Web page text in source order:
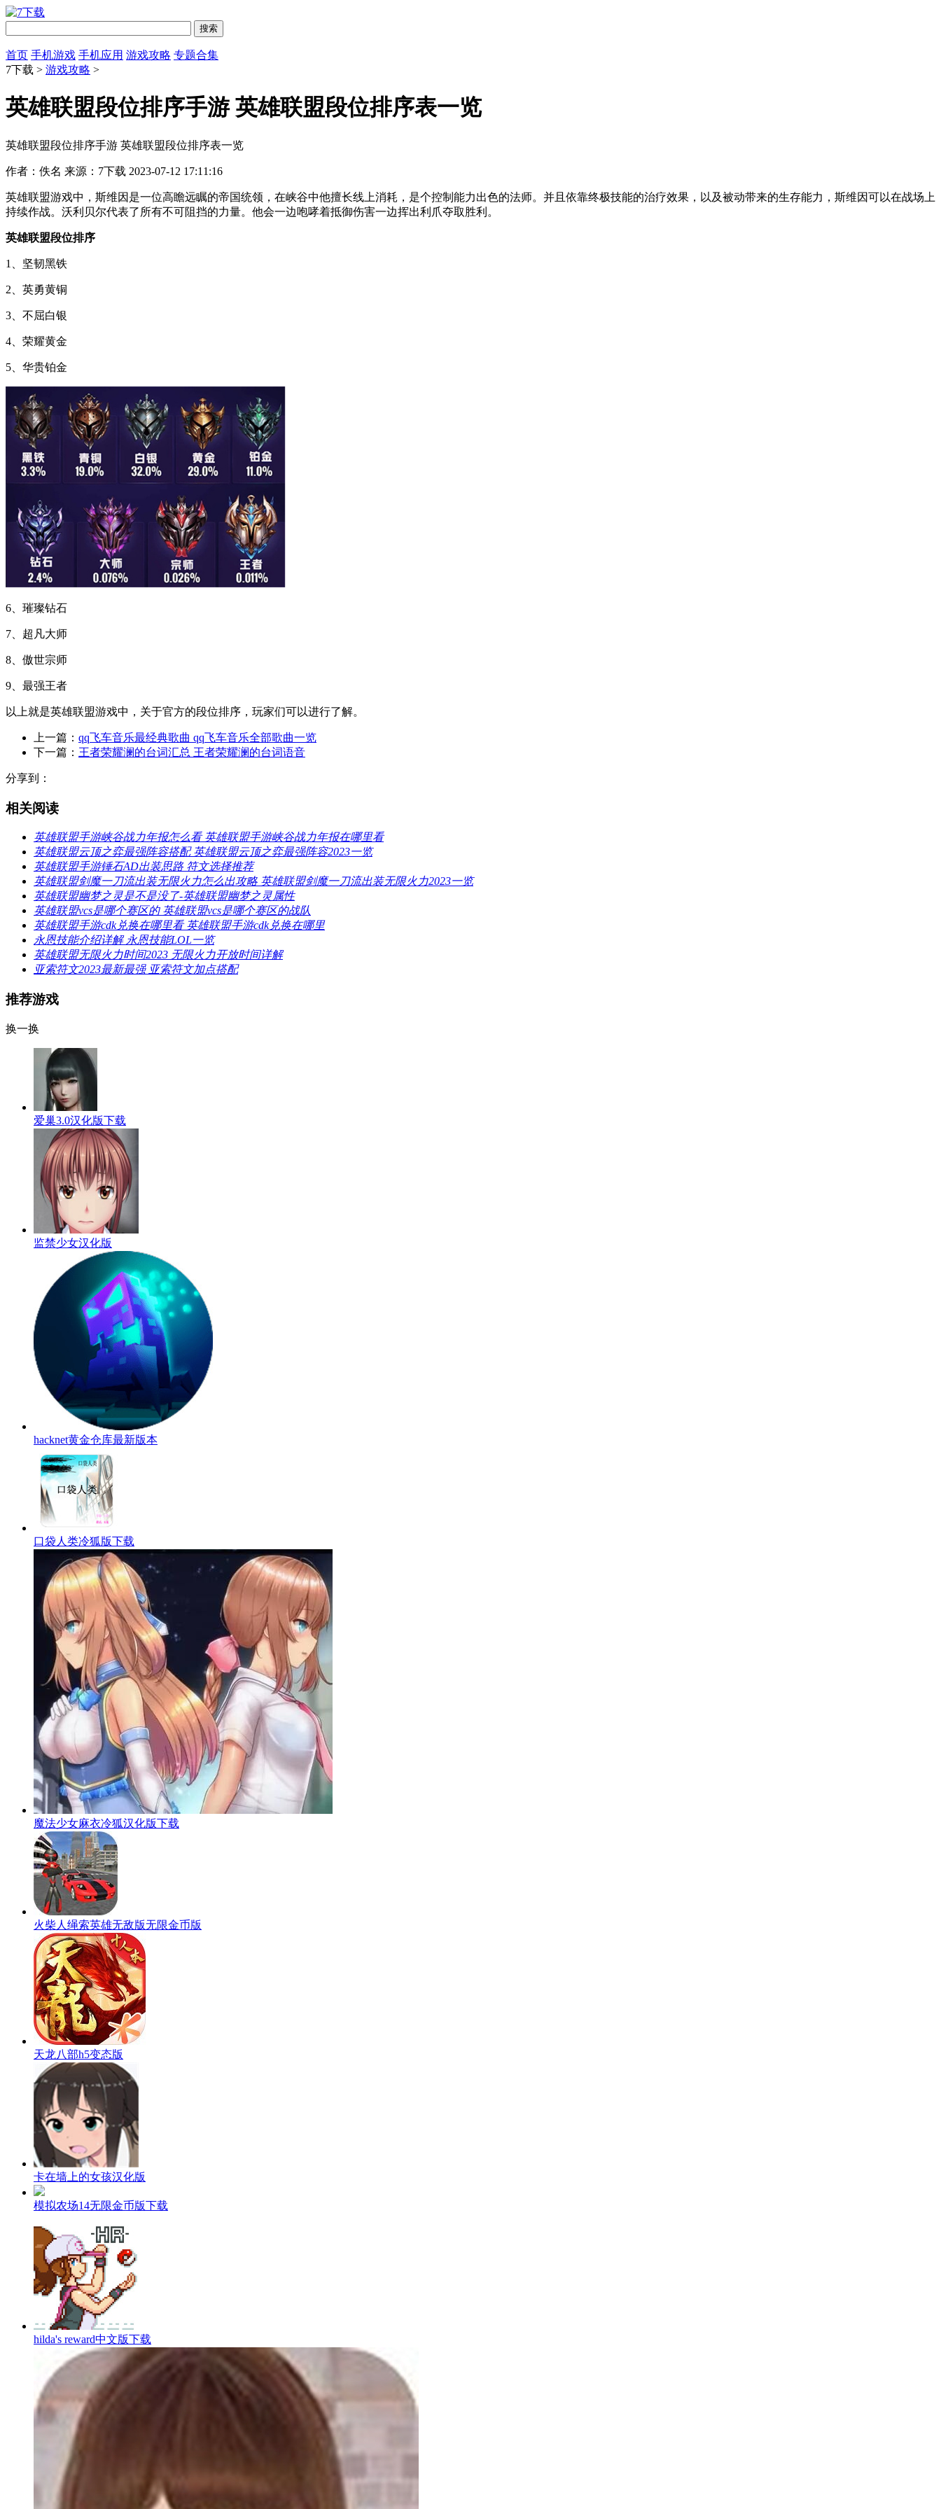
首页 手机游戏 手机应用 游戏攻略 专题合集
7下载 > 游戏攻略 >
英雄联盟段位排序手游 英雄联盟段位排序表一览
英雄联盟段位排序手游 英雄联盟段位排序表一览
作者：佚名 来源：7下载 2023-07-12 17:11:16
英雄联盟游戏中，斯维因是一位高瞻远瞩的帝国统领，在峡谷中他擅长线上消耗，是个控制能力出色的法师。并且依靠终极技能的治疗效果，以及被动带来的生存能力，斯维因可以在战场上
持续作战。沃利贝尔代表了所有不可阻挡的力量。他会一边咆哮着抵御伤害一边挥出利爪夺取胜利。
英雄联盟段位排序
1、坚韧黑铁
2、英勇黄铜
3、不屈白银
4、荣耀黄金
5、华贵铂金
6、璀璨钻石
7、超凡大师
8、傲世宗师
9、最强王者
以上就是英雄联盟游戏中，关于官方的段位排序，玩家们可以进行了解。
上一篇： qq飞车音乐最经典歌曲 qq飞车音乐全部歌曲一览
下一篇： 王者荣耀澜的台词汇总 王者荣耀澜的台词语音
分享到：
相关阅读
英雄联盟手游峡谷战力年报怎么看 英雄联盟手游峡谷战力年报在哪里看
英雄联盟云顶之弈最强阵容搭配 英雄联盟云顶之弈最强阵容2023一览
英雄联盟手游锤石AD出装思路 符文选择推荐
英雄联盟剑魔一刀流出装无限火力怎么出攻略 英雄联盟剑魔一刀流出装无限火力2023一览
英雄联盟幽梦之灵是不是没了-英雄联盟幽梦之灵属性
英雄联盟vcs是哪个赛区的 英雄联盟vcs是哪个赛区的战队
英雄联盟手游cdk兑换在哪里看 英雄联盟手游cdk兑换在哪里
永恩技能介绍详解 永恩技能LOL一览
英雄联盟无限火力时间2023 无限火力开放时间详解
亚索符文2023最新最强 亚索符文加点搭配
推荐游戏
换一换
爱巢3.0汉化版下载
监禁少女汉化版
hacknet黄金仓库最新版本
口袋人类冷狐版下载
魔法少女麻衣冷狐汉化版下载
火柴人绳索英雄无敌版无限金币版
天龙八部h5变态版
卡在墙上的女孩汉化版
模拟农场14无限金币版下载
hilda's reward中文版下载